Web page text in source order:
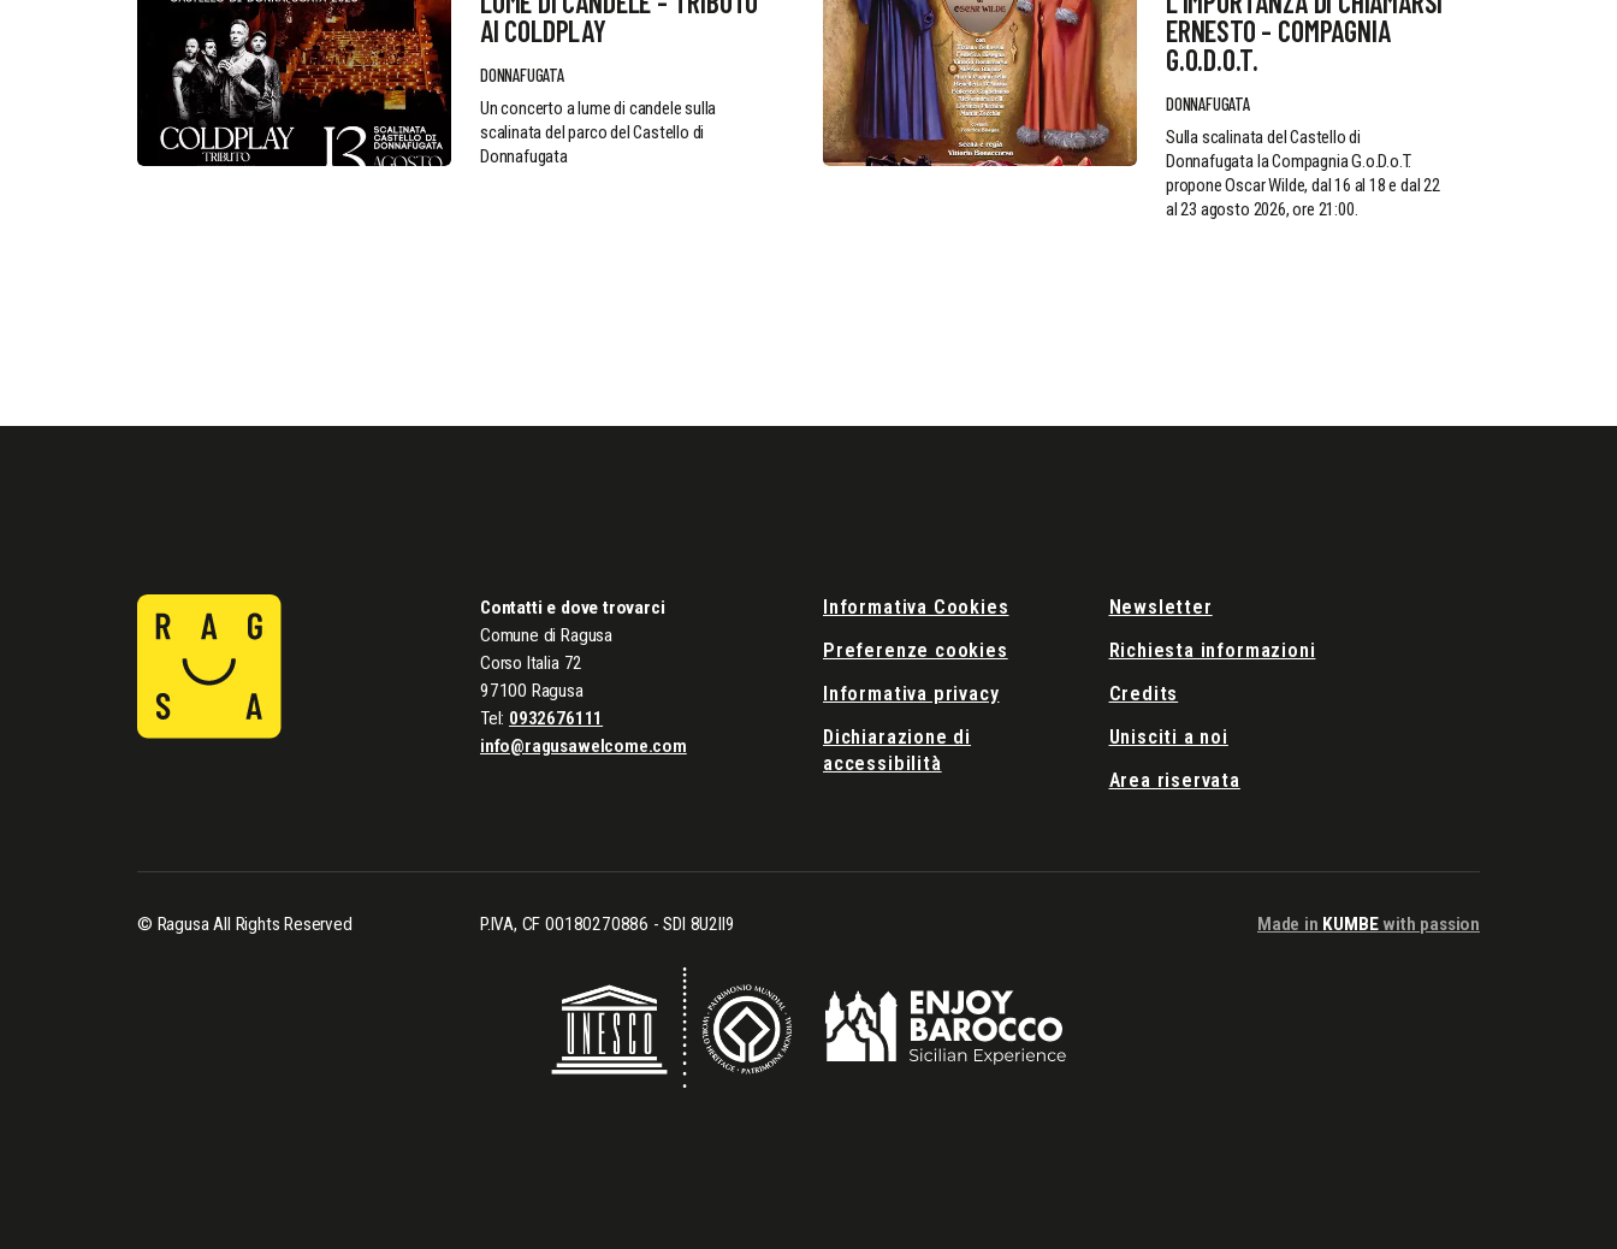
AI COLDPLAY
DONNAFUGATA
Un concerto a lume di candele sulla
scalinata del parco del Castello di
Donnafugata
ERNESTO - COMPAGNIA
G.O.D.O.T.
DONNAFUGATA
Sulla scalinata del Castello di
Donnafugata la Compagnia G.o.D.o.T.
propone Oscar Wilde, dal 16 al 18 e dal 22
al 23 agosto 2026, ore 21:00.
Contatti e dove trovarci
Comune di Ragusa
Corso Italia 72
97100 Ragusa
Tel: 0932676111
info@ragusawelcome.com
Informativa Cookies
Preferenze cookies
Informativa privacy
Dichiarazione di
accessibilità
Newsletter
Richiesta informazioni
Credits
Unisciti a noi
Area riservata
© Ragusa All Rights Reserved P.IVA, CF 00180270886 - SDI 8U2II9 Made in KUMBEwith passion